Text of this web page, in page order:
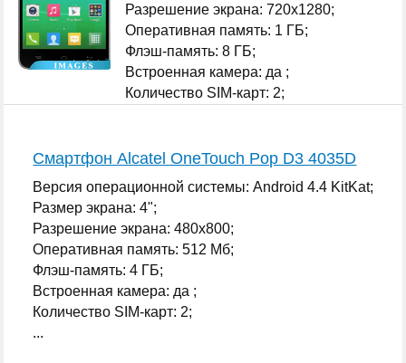
Разрешение экрана: 720x1280;
Оперативная память: 1 ГБ;
Флэш-память: 8 ГБ;
Встроенная камера: да ;
Количество SIM-карт: 2;
Смартфон Alcatel OneTouch Pop D3 4035D
Версия операционной системы: Android 4.4 KitKat;
Размер экрана: 4";
Разрешение экрана: 480x800;
Оперативная память: 512 Мб;
Флэш-память: 4 ГБ;
Встроенная камера: да ;
Количество SIM-карт: 2;
...